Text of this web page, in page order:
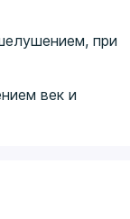
при
век и